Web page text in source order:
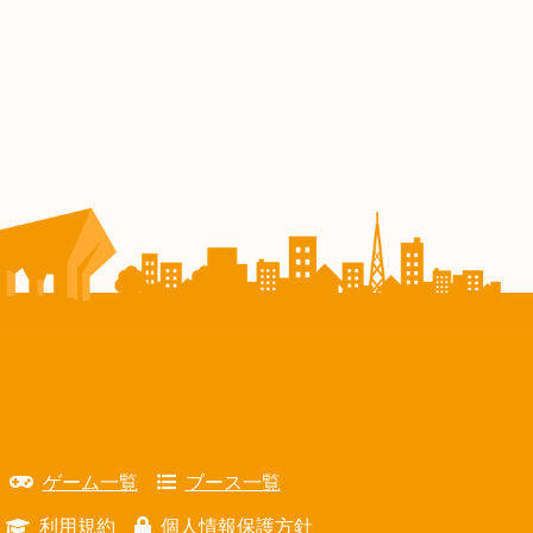
ゲーム一覧 ブース一覧
利用規約 個人情報保護方針